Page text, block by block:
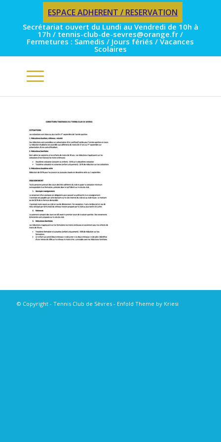
ESPACE ADHERENT / RESERVATION
Secrétariat ouvert du Lundi au Vendredi de 10h à
17h / tennis-club-de-sevres@orange.fr /
Fermetures : Samedis / Jours fériés / Vacances
Scolaires
© Copyright - Tennis Club de Sèvres - Enfold Theme by Kriesi